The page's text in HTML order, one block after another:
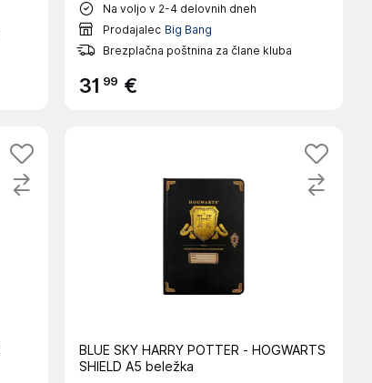
Na voljo v 2-4 delovnih dneh
Prodajalec Big Bang
Brezplačna poštnina za člane kluba
31 99 €
BLUE SKY HARRY POTTER - HOGWARTS
SHIELD A5 beležka